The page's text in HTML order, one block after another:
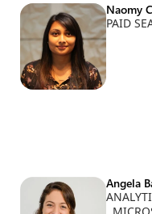
Naomy
PAID
Angela